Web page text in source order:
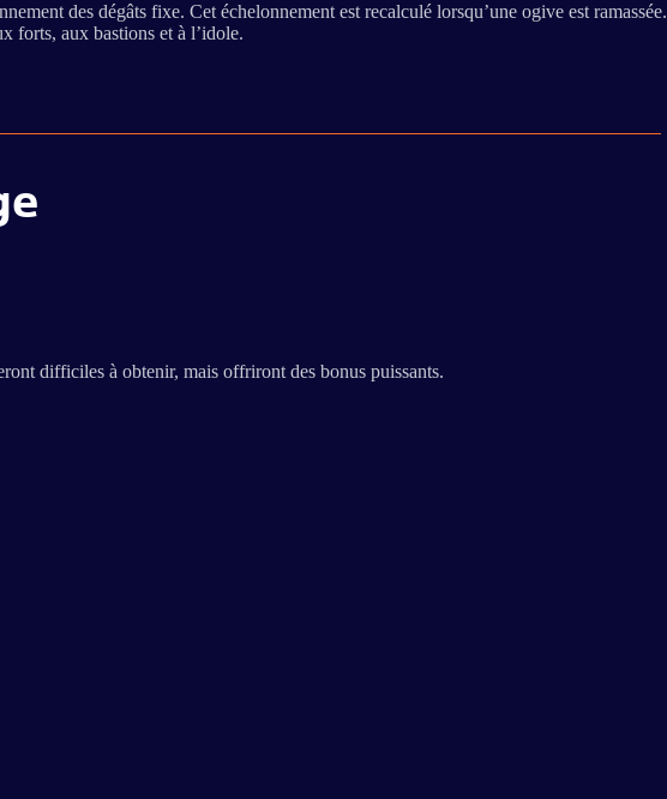
des dégâts fixe. Cet échelonnement est recalculé lorsqu’une ogive est ramassée.
forts, aux bastions et à l’idole.
difficiles à obtenir, mais offriront des bonus puissants.